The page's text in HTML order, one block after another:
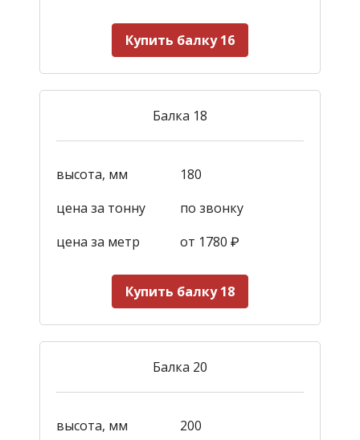
Купить балку 16
Балка 18
высота, мм
180
цена за тонну
по звонку
цена за метр
от 1780 ₽
Купить балку 18
Балка 20
высота, мм
200